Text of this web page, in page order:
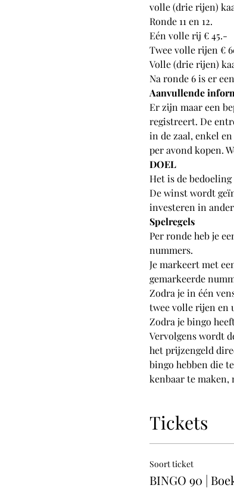
volle (drie rijen)
Ronde 11 en 12.
Eén volle rij € 45.-
Twee volle rijen €
Volle (drie rijen)
Na ronde 6 is er
Aanvullende
Er zijn maar een
registreert. De
in de zaal, enkel
per avond kopen.
DOEL
Het is de
De winst wordt
investeren in
Spelregels
Per ronde heb je
nummers.
Je markeert met
gemarkeerde
Zodra je in één
twee volle rijen en
Zodra je bingo
Vervolgens wordt
het prijzengeld
bingo hebben die
kenbaar te maken,
Tickets
Soort ticket
BINGO 90 |